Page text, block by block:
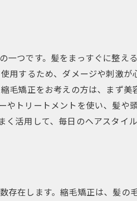
つです。髪をまっすぐに整え
用するため、ダメージや刺激
毛矯正をお考えの方は、まず
トリートメントを使い、髪や
活用して、毎日のヘアスタイル
在します。縮毛矯正は、髪の